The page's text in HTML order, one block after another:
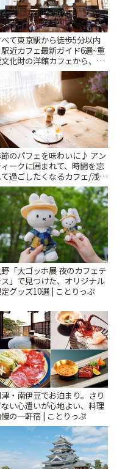
て東京駅から徒歩5分以内
近カフェ最新ガイド6選~重
化財の洋館カフェから、改
ぐのレトロ喫茶まで~ | こと
のパフェを味わいに♪ アン
ークに囲まれて、時間を忘
過ごしたくなるカフェ/浅草
cafe」 | ことりっぷ
野「大ゴッホ展 夜のカフェテ
」で見つけた、オリジナル
グッズ10選 | ことりっぷ
・南伊豆でお泊まり。さり
い心遣いが心地よい、料理
慢の一軒宿 | ことりっぷ